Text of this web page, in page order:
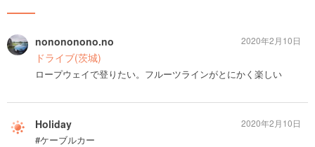
nonononono.no
ドライブ(茨城)
ロープウェイで登りたい。フルーツラインがとにかく楽しい
2020年2月10日
Holiday
#ケーブルカー
2020年2月10日